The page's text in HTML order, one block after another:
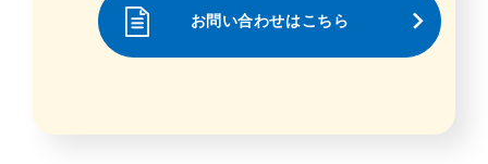
お問い合わせはこちら